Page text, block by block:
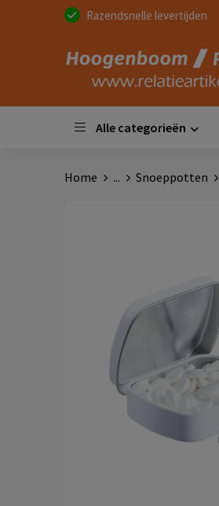
Razendsnelle levertijden
Alle categorieën
Home ... Snoeppotten